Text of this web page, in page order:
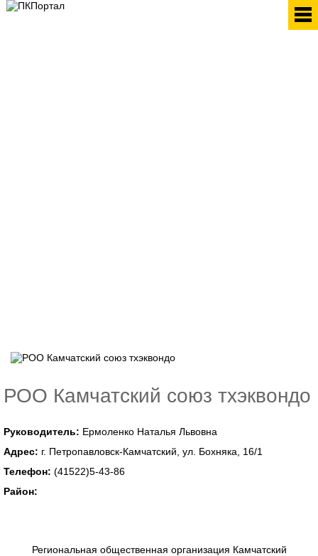
РОО Камчатский союз тхэквондо
Руководитель: Ермоленко Наталья Львовна
Адрес: г. Петропавловск-Камчатский, ул. Бохняка, 16/1
Телефон: (41522)5-43-86
Район:
Региональная общественная организация Камчатский